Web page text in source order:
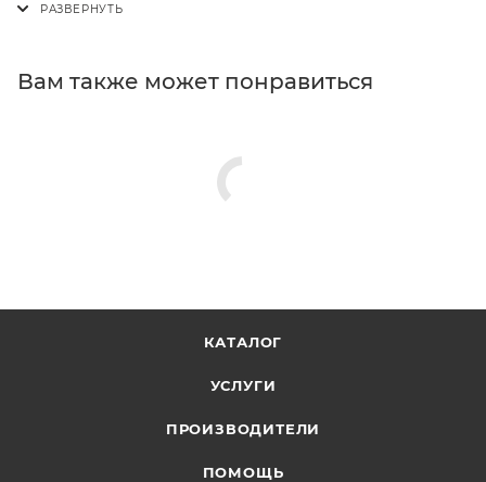
Вам также может понравиться
КАТАЛОГ
УСЛУГИ
ПРОИЗВОДИТЕЛИ
ПОМОЩЬ